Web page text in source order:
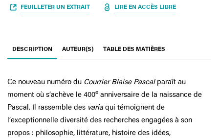
FEUILLETER UN EXTRAIT LIRE EN ACCÈS LIBRE
DESCRIPTION AUTEUR(S) TABLE DES MATIÈRES
Ce nouveau numéro du Courrier Blaise Pascalparaît au
moment où s’achève le 400e anniversaire de la naissance de
Pascal. Il rassemble des varia qui témoignent de
l’exceptionnelle diversité des recherches engagées à son
propos : philosophie, littérature, histoire des idées,